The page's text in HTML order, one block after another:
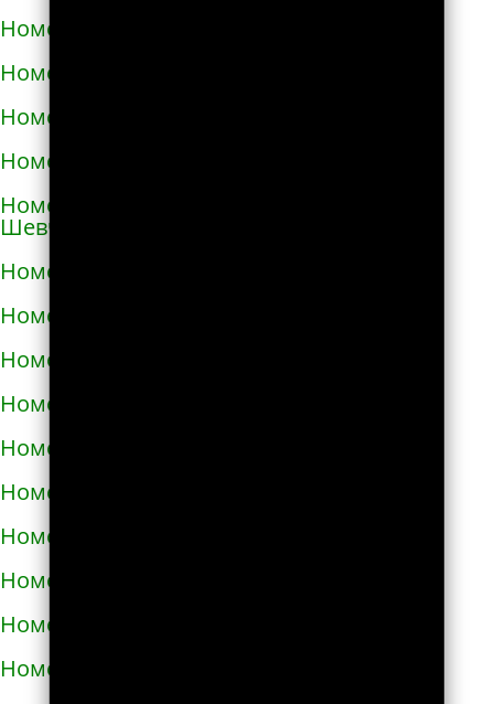
Номера телефонов такси в Коломые
Номера телефонов такси в Конотопе
Номера телефонов такси в Коростене
Номера телефонов такси в Коростышеве
Номера телефонов такси в Корсунь-
Шевченковском
Номера телефонов такси в Корюковке
Номера телефонов такси в Костополе
Номера телефонов такси в Котельве
Номера телефонов такси в Коцюбинском
Номера телефонов такси в Красилове
Номера телефонов такси в Краснограде
Номера телефонов такси в Кременце
Номера телефонов такси в Кременчуге
Номера телефонов такси в Кривом Роге
Номера телефонов такси в Кролевце